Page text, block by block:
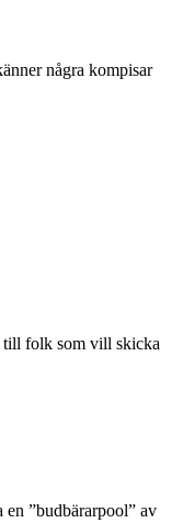
några kompisar
till folk som vill skicka
”budbärarpool” av